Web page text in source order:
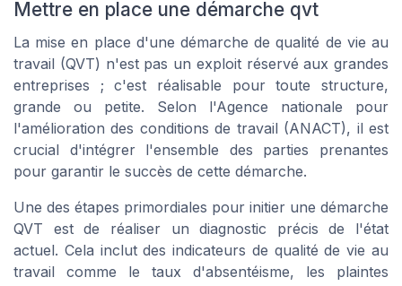
Mettre en place une démarche qvt
La mise en place d'une démarche de qualité de vie au
travail (QVT) n'est pas un exploit réservé aux grandes
entreprises ; c'est réalisable pour toute structure,
grande ou petite. Selon l'Agence nationale pour
l'amélioration des conditions de travail (ANACT), il est
crucial d'intégrer l'ensemble des parties prenantes
pour garantir le succès de cette démarche.
Une des étapes primordiales pour initier une démarche
QVT est de réaliser un diagnostic précis de l'état
actuel. Cela inclut des indicateurs de qualité de vie au
travail comme le taux d'absentéisme, les plaintes